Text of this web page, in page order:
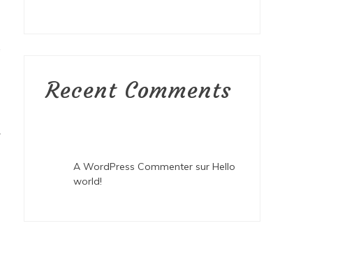
Recent Comments
A WordPress Commenter surHello
world!